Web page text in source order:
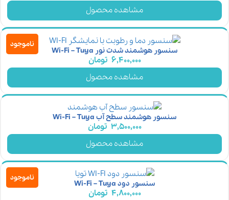
مشاهده محصول
ناموجود
سنسور هوشمند شدت نور Wi-Fi – Tuya
6,400,000 تومان
مشاهده محصول
سنسور هوشمند سطح آب Wi-Fi – Tuya
3,500,000 تومان
مشاهده محصول
ناموجود
سنسور دود Wi-Fi – Tuya
4,800,000 تومان